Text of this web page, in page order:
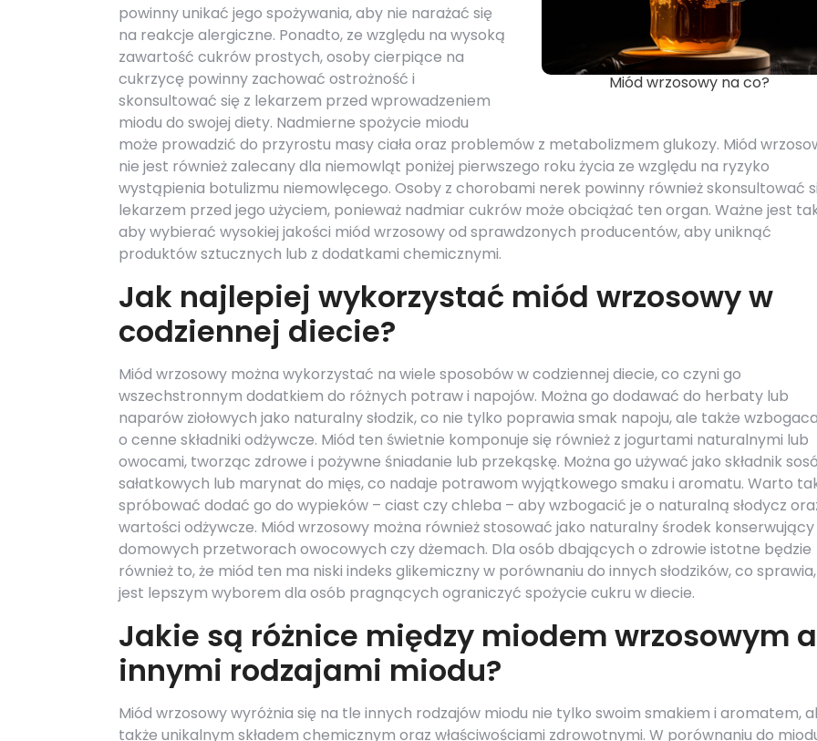
Miód wrzosowy na co?
powinny unikać jego spożywania, aby nie narażać się
na reakcje alergiczne. Ponadto, ze względu na wysoką
zawartość cukrów prostych, osoby cierpiące na
cukrzycę powinny zachować ostrożność i
skonsultować się z lekarzem przed wprowadzeniem
miodu do swojej diety. Nadmierne spożycie miodu
może prowadzić do przyrostu masy ciała oraz problemów z metabolizmem glukozy. Miód
nie jest również zalecany dla niemowląt poniżej pierwszego roku życia ze względu na ryzyko
wystąpienia botulizmu niemowlęcego. Osoby z chorobami nerek powinny również skonsultować
lekarzem przed jego użyciem, ponieważ nadmiar cukrów może obciążać ten organ. Ważne jest
aby wybierać wysokiej jakości miód wrzosowy od sprawdzonych producentów, aby uniknąć
produktów sztucznych lub z dodatkami chemicznymi.
Jak najlepiej wykorzystać miód wrzosowy w
codziennej diecie?
Miód wrzosowy można wykorzystać na wiele sposobów w codziennej diecie, co czyni go
wszechstronnym dodatkiem do różnych potraw i napojów. Można go dodawać do herbaty lub
naparów ziołowych jako naturalny słodzik, co nie tylko poprawia smak napoju, ale także
o cenne składniki odżywcze. Miód ten świetnie komponuje się również z jogurtami naturalnymi lub
owocami, tworząc zdrowe i pożywne śniadanie lub przekąskę. Można go używać jako składnik
sałatkowych lub marynat do mięs, co nadaje potrawom wyjątkowego smaku i aromatu. Warto
spróbować dodać go do wypieków – ciast czy chleba – aby wzbogacić je o naturalną słodycz
wartości odżywcze. Miód wrzosowy można również stosować jako naturalny środek
domowych przetworach owocowych czy dżemach. Dla osób dbających o zdrowie istotne będzie
również to, że miód ten ma niski indeks glikemiczny w porównaniu do innych słodzików, co
jest lepszym wyborem dla osób pragnących ograniczyć spożycie cukru w diecie.
Jakie są różnice między miodem wrzosowym a
innymi rodzajami miodu?
Miód wrzosowy wyróżnia się na tle innych rodzajów miodu nie tylko swoim smakiem i aromatem,
także unikalnym składem chemicznym oraz właściwościami zdrowotnymi. W porównaniu do